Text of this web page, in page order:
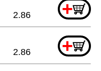
+
2.86
+
2.86